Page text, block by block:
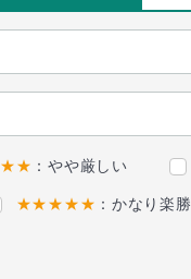
★★ ：やや厳しい
★★★★★ ：かなり楽勝